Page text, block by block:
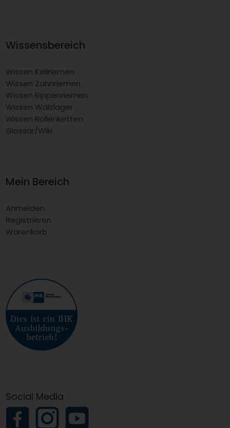
Wissensbereich
Wissen Keilriemen
Wissen Zahnriemen
Wissen Rippenriemen
Wissen Wälzlager
Wissen Rollenketten
Glossar/Wiki
Mein Bereich
Anmelden
Registrieren
Warenkorb
Social Media